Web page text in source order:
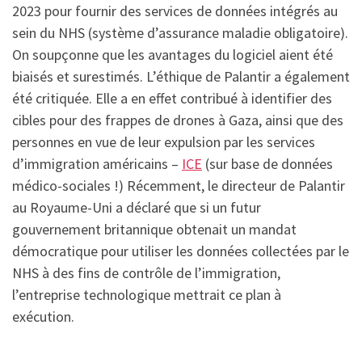
2023 pour fournir des services de données intégrés au
sein du NHS (système d’assurance maladie obligatoire).
On soupçonne que les avantages du logiciel aient été
biaisés et surestimés. L’éthique de Palantir a également
été critiquée. Elle a en effet contribué à identifier des
cibles pour des frappes de drones à Gaza, ainsi que des
personnes en vue de leur expulsion par les services
d’immigration américains – ICE (sur base de données
médico-sociales !) Récemment, le directeur de Palantir
au Royaume-Uni a déclaré que si un futur
gouvernement britannique obtenait un mandat
démocratique pour utiliser les données collectées par le
NHS à des fins de contrôle de l’immigration,
l’entreprise technologique mettrait ce plan à
exécution.